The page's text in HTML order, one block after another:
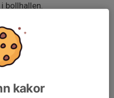
bollhallen.
SMS om ni behöver
kakor